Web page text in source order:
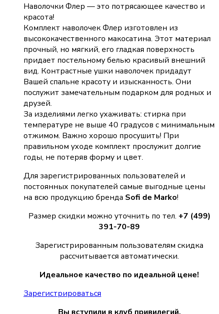
Наволочки Флер — это потрясающее качество и
красота!
Комплект наволочек Флер изготовлен из
высококачественного макосатина. Этот материал
прочный, но мягкий, его гладкая поверхность
придает постельному белью красивый внешний
вид. Контрастные ушки наволочек придадут
Вашей спальне красоту и изысканность. Они
послужит замечательным подарком для родных и
друзей.
За изделиями легко ухаживать: стирка при
температуре не выше 40 градусов с минимальным
отжимом. Важно хорошо просушить! При
правильном уходе комплект прослужит долгие
годы, не потеряв форму и цвет.
Для зарегистрированных пользователей и
постоянных покупателей самые выгодные цены
на всю продукцию бренда Sofi de Marko!
Размер скидки можно уточнить по тел. +7 (499)
391-70-89
Зарегистрированным пользователям скидка
рассчитывается автоматически.
Идеальное качество по идеальной цене!
Зарегистрироваться